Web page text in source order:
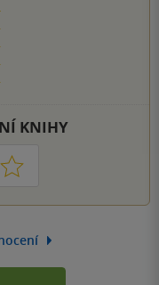
KNIHY